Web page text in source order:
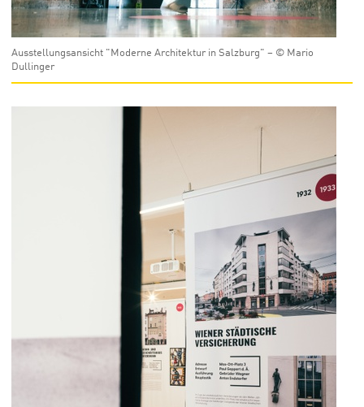
Ausstellungsansicht "Moderne Architektur in Salzburg" – © Mario
Dullinger